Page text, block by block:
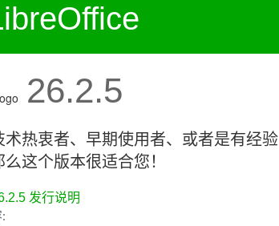
26.2.5
术热衷者、早期使用者、或者是有经验
这个版本很适合您！
发行说明